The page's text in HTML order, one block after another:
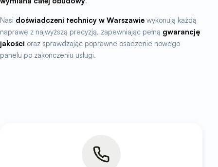
Nasi doświadczeni technicy w Warszawie wykonują każdą
naprawę z najwyższą precyzją, zapewniając pełną gwarancję
jakości oraz sprawdzając poprawne osadzenie nowego
panelu po zakończeniu usługi.